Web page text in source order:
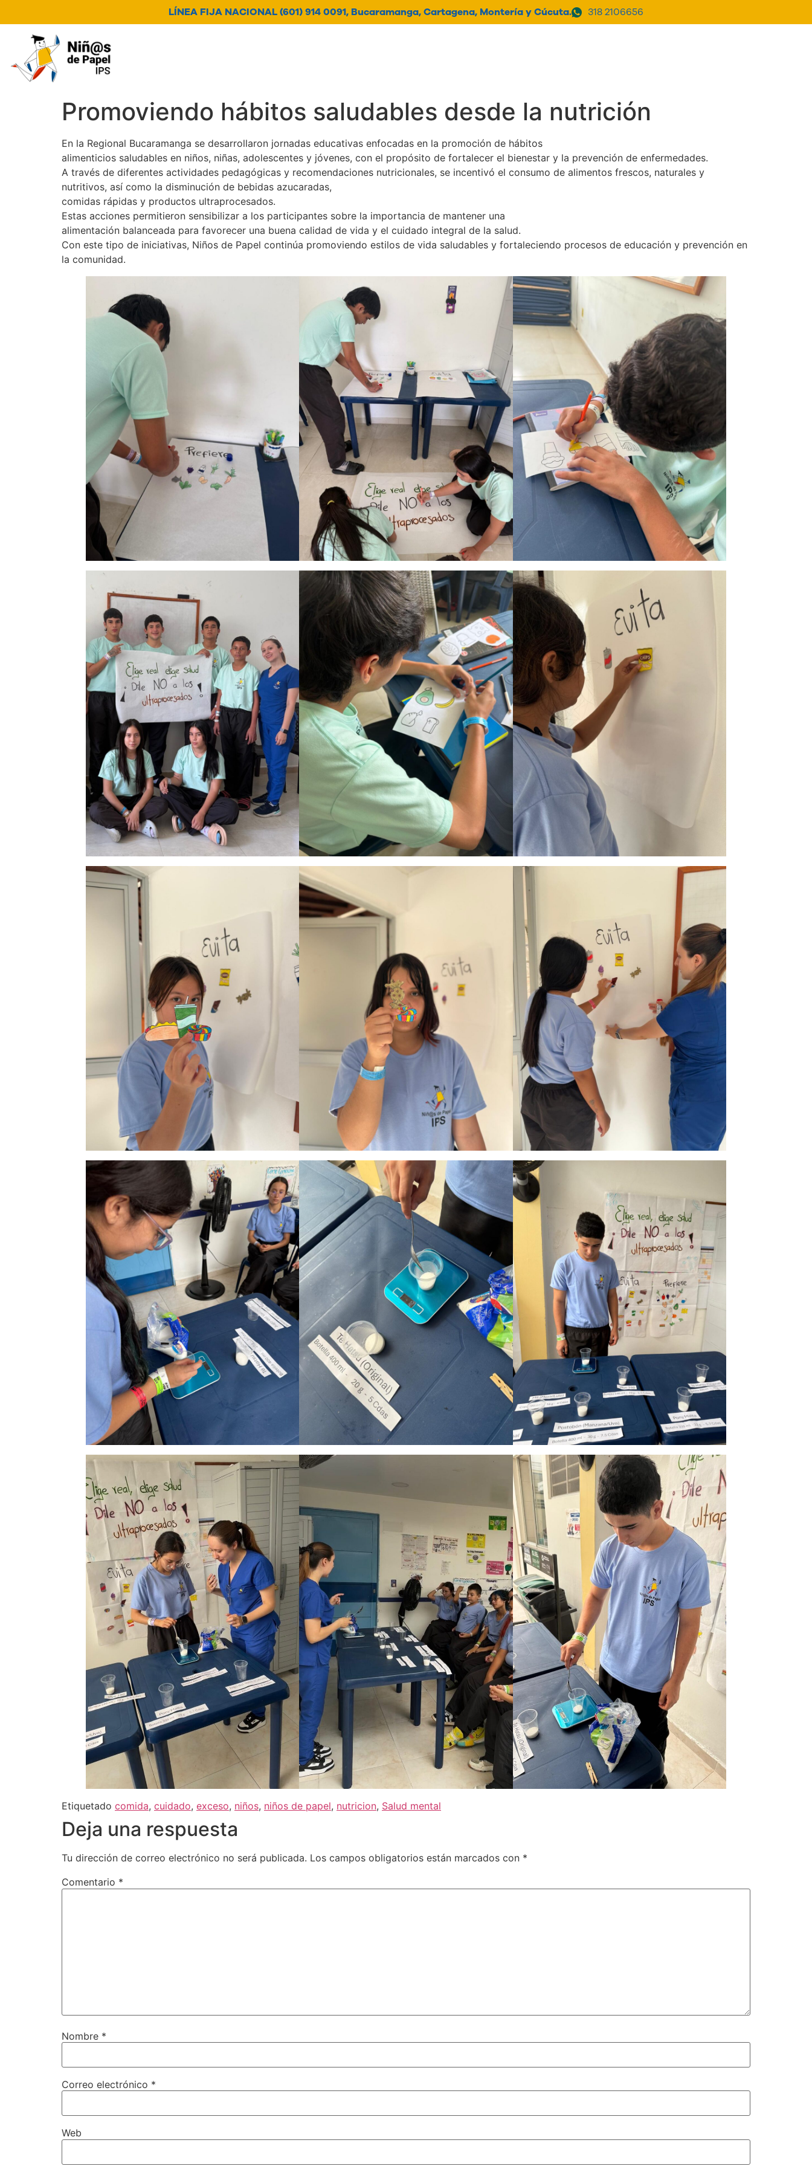
LÍNEA FIJA NACIONAL (601) 914 0091, Bucaramanga, Cartagena, Montería y Cúcuta. 318 2106656
Promoviendo hábitos saludables desde la nutrición
En la Regional Bucaramanga se desarrollaron jornadas educativas enfocadas en la promoción de hábitos
alimenticios saludables en niños, niñas, adolescentes y jóvenes, con el propósito de fortalecer el bienestar y la prevención de enfermedades.
A través de diferentes actividades pedagógicas y recomendaciones nutricionales, se incentivó el consumo de alimentos frescos, naturales y
nutritivos, así como la disminución de bebidas azucaradas,
comidas rápidas y productos ultraprocesados.
Estas acciones permitieron sensibilizar a los participantes sobre la importancia de mantener una
alimentación balanceada para favorecer una buena calidad de vida y el cuidado integral de la salud.
Con este tipo de iniciativas, Niños de Papel continúa promoviendo estilos de vida saludables y fortaleciendo procesos de educación y prevención en
la comunidad.
Etiquetado comida, cuidado, exceso, niños, niños de papel, nutricion, Salud mental
Deja una respuesta
Tu dirección de correo electrónico no será publicada. Los campos obligatorios están marcados con *
Comentario *
Nombre *
Correo electrónico *
Web